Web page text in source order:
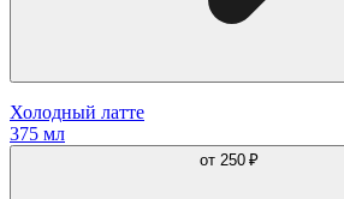
Холодный латте
375 мл
от 250 ₽